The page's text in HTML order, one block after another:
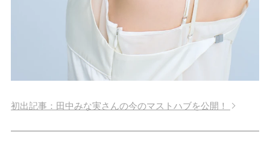
初出記事：田中みな実さんの今のマストハブを公開！